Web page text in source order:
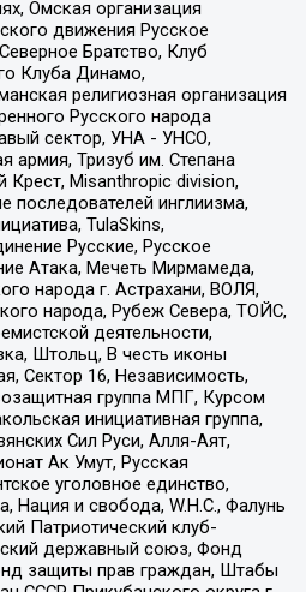
Омская организация
движения Русское
Братство, Клуб
Клуба Динамо,
религиозная организация
Русского народа
сектор, УНА - УНСО,
армия, Тризуб им. Степана
Крест, Misanthropic division,
последователей инглиизма,
TulaSkins,
Русские, Русское
Атака, Мечеть Мирмамеда,
народа г. Астрахани, ВОЛЯ,
народа, Рубеж Севера, ТОЙС,
деятельности,
Штольц, В честь иконы
Сектор 16, Независимость,
группа МПГ, Курсом
инициативная группа,
Сил Руси, Алля-Аят,
Ак Умут, Русская
уголовное единство,
Нация и свобода, W.H.С., Фалунь
Патриотический клуб-
державный союз, Фонд
защиты прав граждан, Штабы